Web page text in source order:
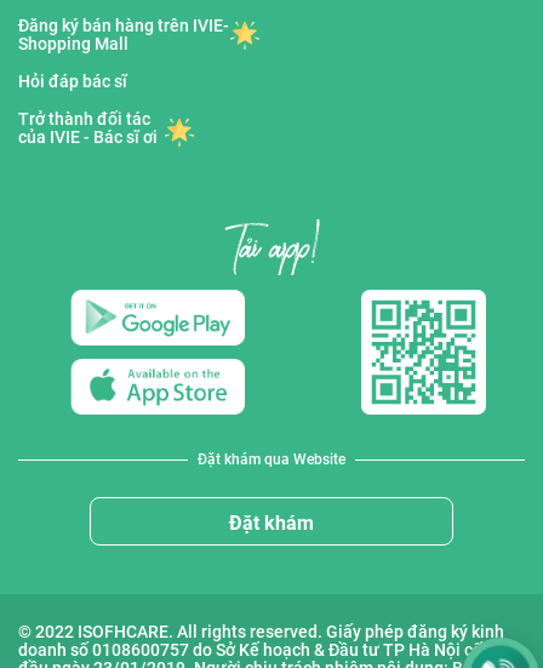
Đăng ký bán hàng trên IVIE-
Shopping Mall
Hỏi đáp bác sĩ
Trở thành đối tác
của IVIE - Bác sĩ ơi
Đặt khám qua Website
Đặt khám
© 2022 ISOFHCARE. All rights reserved. Giấy phép đăng ký kinh
doanh số 0108600757 do Sở Kế hoạch & Đầu tư TP Hà Nội cấp lần